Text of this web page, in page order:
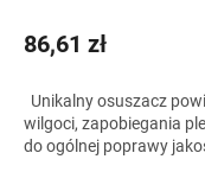
86,61 zł
Unikalny osuszacz
wilgoci, zapobiegania
do ogólnej poprawy